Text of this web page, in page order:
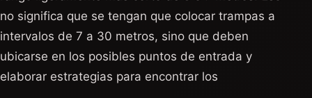
no significa que se tengan que colocar trampas a
intervalos de 7 a 30 metros, sino que deben
ubicarse en los posibles puntos de entrada y
elaborar estrategias para encontrar los